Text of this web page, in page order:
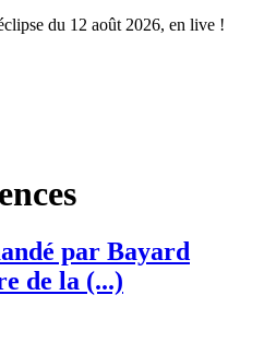
du 12 août 2026, en live !
par Bayard
de la (...)